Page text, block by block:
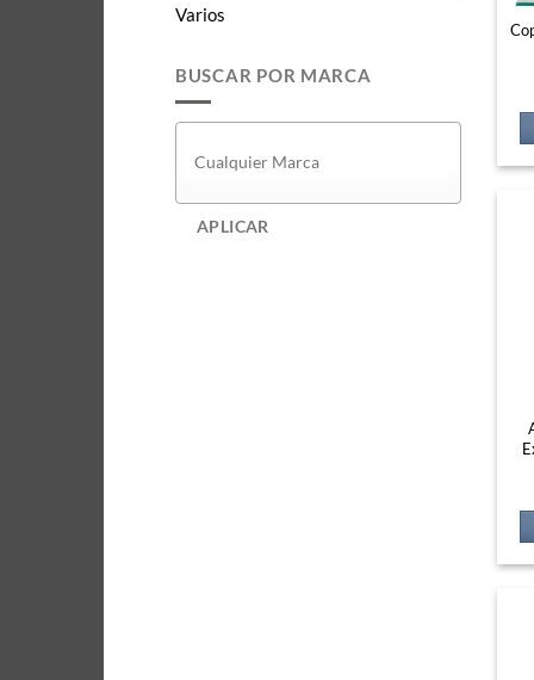
Varios
BUSCAR POR MARCA
APLICAR